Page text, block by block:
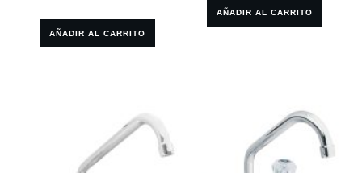
AÑADIR AL CARRITO
AÑADIR AL CARRITO